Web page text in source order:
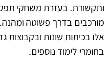
ותקשורת. בעזרת משחקי
מורכבים בדרך פשוטה
אלו בכיתות שונות
בחומרי לימוד נוספים.